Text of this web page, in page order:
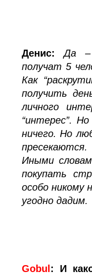
Денис:
Да –
получат 5
Как
получить
личного
“интерес”.
ничего. Но
пресекаются.
Иными
покупать
особо никому
угодно дадим.
Gobul : И